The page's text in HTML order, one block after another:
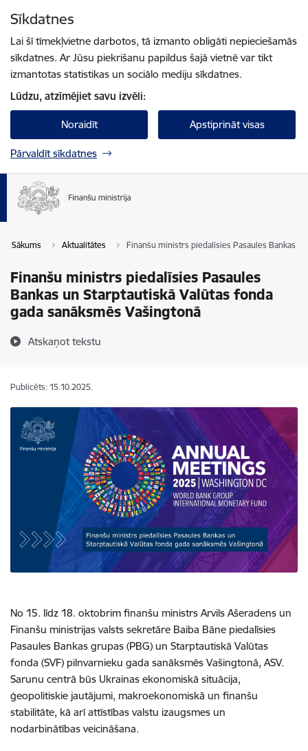
Sīkdatnes
Lai šī tīmekļvietne darbotos, tā izmanto obligāti nepieciešamās
sīkdatnes. Ar Jūsu piekrišanu papildus šajā vietnē var tikt
izmantotas statistikas un sociālo mediju sīkdatnes.
Lūdzu, atzīmējiet savu izvēli:
Noraidīt Apstiprināt visas
Pārvaldīt sīkdatnes
Sākums Aktualitātes Finanšu ministrs piedalīsies Pasaules Bankas
Finanšu ministrs piedalīsies Pasaules
Bankas un Starptautiskā Valūtas fonda
gada sanāksmēs Vašingtonā
Atskaņot tekstu
Publicēts: 15.10.2025.
No 15. līdz 18. oktobrim finanšu ministrs Arvils Ašeradens un
Finanšu ministrijas valsts sekretāre Baiba Bāne piedalīsies
Pasaules Bankas grupas (PBG) un Starptautiskā Valūtas
fonda (SVF) pilnvarnieku gada sanāksmēs Vašingtonā, ASV.
Sarunu centrā būs Ukrainas ekonomiskā situācija,
ģeopolitiskie jautājumi, makroekonomiskā un finanšu
stabilitāte, kā arī attīstības valstu izaugsmes un
nodarbinātības veicināšana.